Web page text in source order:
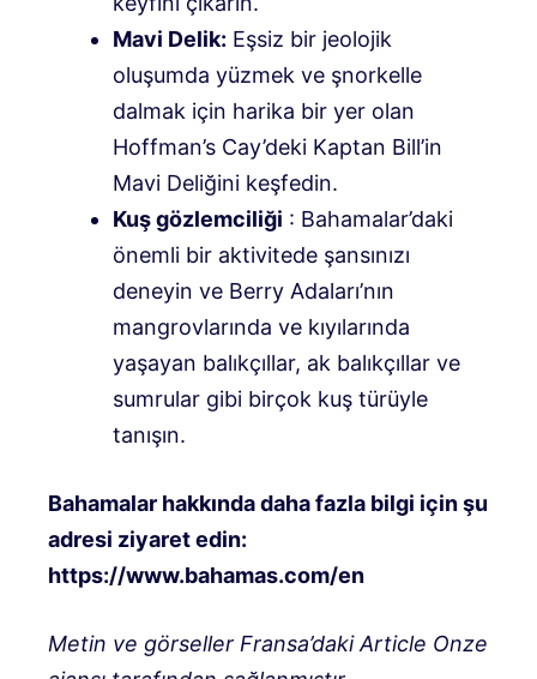
Mavi Delik: Eşsiz bir jeolojik
oluşumda yüzmek ve şnorkelle
dalmak için harika bir yer olan
Hoffman’s Cay’deki Kaptan Bill’in
Mavi Deliğini keşfedin.
Kuş gözlemciliği : Bahamalar’daki
önemli bir aktivitede şansınızı
deneyin ve Berry Adaları’nın
mangrovlarında ve kıyılarında
yaşayan balıkçıllar, ak balıkçıllar ve
sumrular gibi birçok kuş türüyle
tanışın.
Bahamalar hakkında daha fazla bilgi için şu
adresi ziyaret edin:
https://www.bahamas.com/en
Metin ve görseller Fransa’daki Article Onze